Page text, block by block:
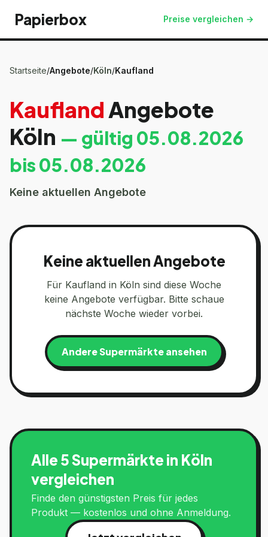
Papierbox Preise vergleichen →
Startseite/Angebote/Köln/Kaufland
KauflandAngebote
Köln — gültig 05.08.2026
bis05.08.2026
Keine aktuellen Angebote
Keine aktuellen Angebote
Für Kaufland in Köln sind diese Woche
keine Angebote verfügbar. Bitte schaue
nächste Woche wieder vorbei.
Andere Supermärkte ansehen
Alle 5 Supermärkte in Köln
vergleichen
Finde den günstigsten Preis für jedes
Produkt — kostenlos und ohne Anmeldung.